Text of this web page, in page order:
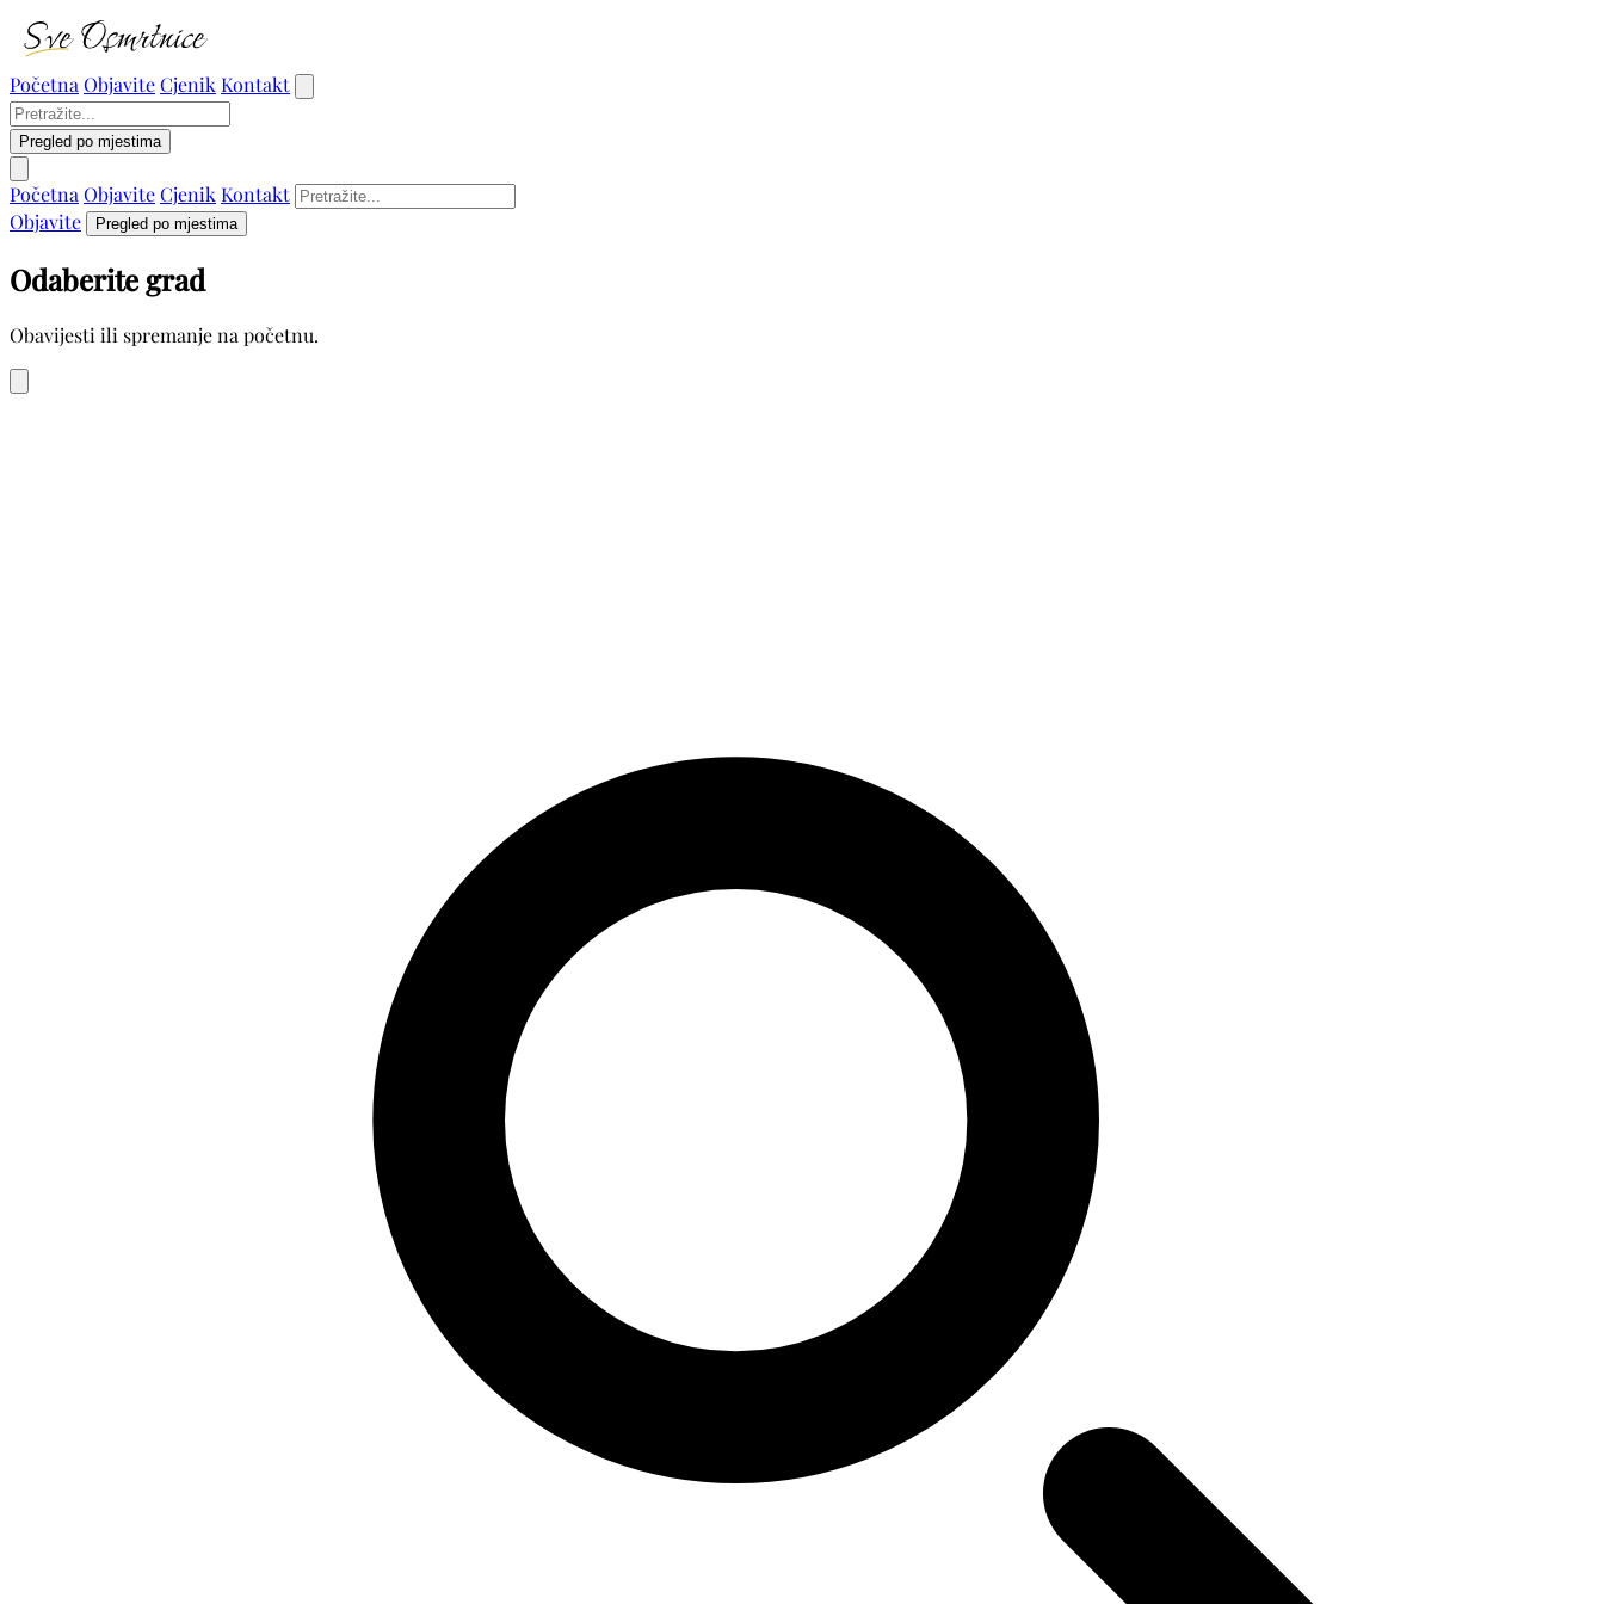
Početna ObjaviteCjenik Kontakt
Pregled po mjestima
Početna ObjaviteCjenik Kontakt
Objavite
Pregled po mjestima
Odaberite grad
Obavijesti ili spremanje na početnu.